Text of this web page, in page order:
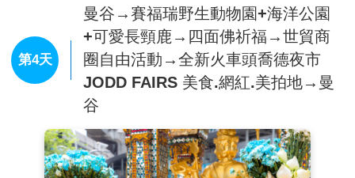
眼界一番，何樂而不為？前來泰國旅遊，在 芭達雅若您
想單純打發時間、輕鬆消遣，部分酒吧還有band現場演
奏，肯定讓您度過最璀璨繽紛的浪漫夜晚。除此之外，
若想來趟美軍俱樂部洋人街之旅，這一 帶也提供許多道
地泰式海鮮料理，想吃到最新鮮的泰國蝦，可別錯過芭
達雅Walking Street的眾多海鮮餐廳。
您無參加，導遊或領隊或助手將會依照當天行程安排，
就近安排讓您休息或送您先回酒店。
和健康、事業與學業…等不同的神龕。首次拜訪摸不著
頭緒也沒關係，可以直接掃瞄左上角的QR CODE，有
英文、泰文、簡體中文的介紹10大朝聖之旅景點，跟著
玩一圈也可以跟著朝拜一圈，還有教你如何拜三頭象神
喔!
【IconSiam暹羅新天地】
前往泰國曼谷旅遊或自由行必去的景點之一，而琳瑯滿
目的特色百貨更是曼谷的特色，而暹羅天地 ICONSIAM
結合了水上市場與百貨公司這兩項元素，將水上市場搬
進室內，成為泰國第一間擁有室內水上市場的百貨公
第4天
曼谷→賽福瑞野生動物園+海洋公園
+可愛長頸鹿→四面佛祈福→世貿商
圈自由活動→全新火車頭喬德夜市
JODD FAIRS 美食.網紅.美拍地→曼
谷